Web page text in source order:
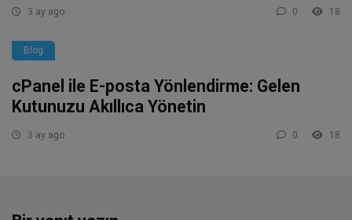
3 ay ago 0 18
Blog
cPanel ile E-posta Yönlendirme: Gelen
Kutunuzu Akıllıca Yönetin
3 ay ago 0 18